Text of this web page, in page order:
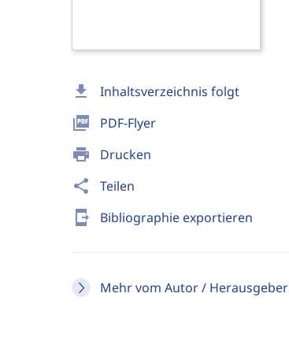
download Inhaltsverzeichnis folgt
picture_as_pdf PDF-Flyer
print Drucken
share Teilen
send_to_mobile Bibliographie exportieren
Mehr vom Autor / Herausgeber